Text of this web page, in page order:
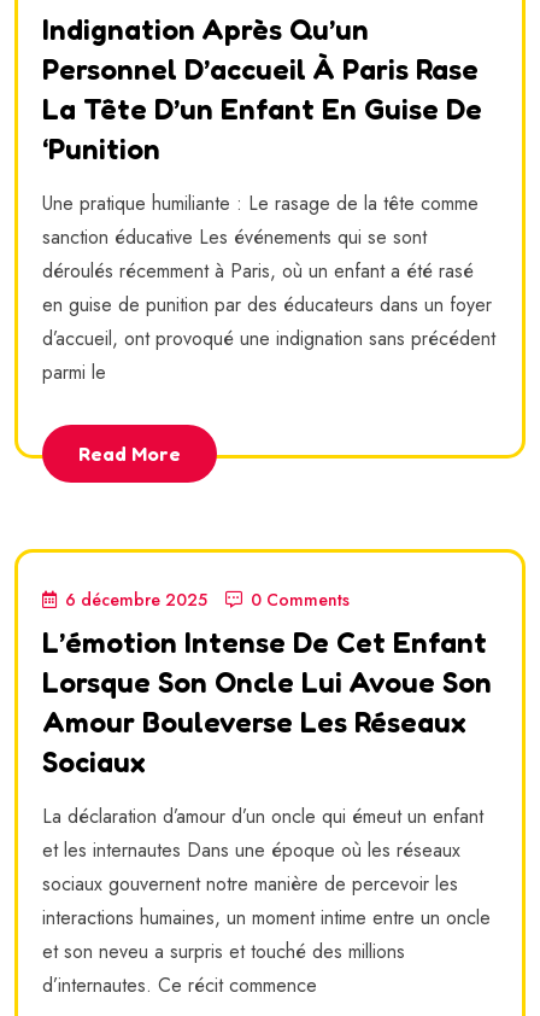
Indignation Après Qu’un
Personnel D’accueil À Paris Rase
La Tête D’un Enfant En Guise De
‘punition
Une pratique humiliante : Le rasage de la tête comme
sanction éducative Les événements qui se sont
déroulés récemment à Paris, où un enfant a été rasé
en guise de punition par des éducateurs dans un foyer
d’accueil, ont provoqué une indignation sans précédent
parmi le
Read More
6 décembre 2025 0 Comments
L’émotion Intense De Cet Enfant
Lorsque Son Oncle Lui Avoue Son
Amour Bouleverse Les Réseaux
Sociaux
La déclaration d’amour d’un oncle qui émeut un enfant
et les internautes Dans une époque où les réseaux
sociaux gouvernent notre manière de percevoir les
interactions humaines, un moment intime entre un oncle
et son neveu a surpris et touché des millions
d’internautes. Ce récit commence